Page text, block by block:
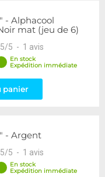
- Alphacool
mat (jeu de 6)
5/5 - 1 avis
En stock
Expédition immédiate
panier
- Argent
5/5 - 1 avis
En stock
Expédition immédiate